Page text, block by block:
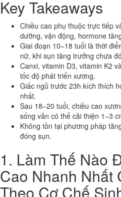
Key Takeaways
Chiều cao phụ thuộc trực tiếp
dưỡng, vận động, hormone
Giai đoạn 10–18 tuổi là thời
nữ, khi sụn tăng trưởng chưa
Canxi, vitamin D3, vitamin K2
tốc độ phát triển xương.
Giấc ngủ trước 23h kích thích
nhất.
Sau 18–20 tuổi, chiều cao
sống vẫn có thể cải thiện 1–3
Không tồn tại phương pháp
đóng sụn.
1. Làm Thế Nào
Cao Nhanh Nhất
Theo Cơ Chế